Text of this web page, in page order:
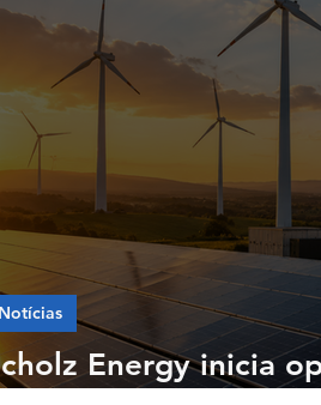
Energy inicia
Notícias